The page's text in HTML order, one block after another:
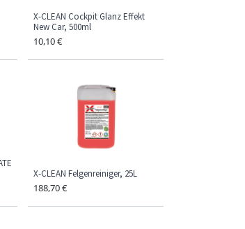
X-CLEAN Cockpit Glanz Effekt
New Car, 500ml
10,10€
X-CLEAN Felgenreiniger, 25L
188,70€